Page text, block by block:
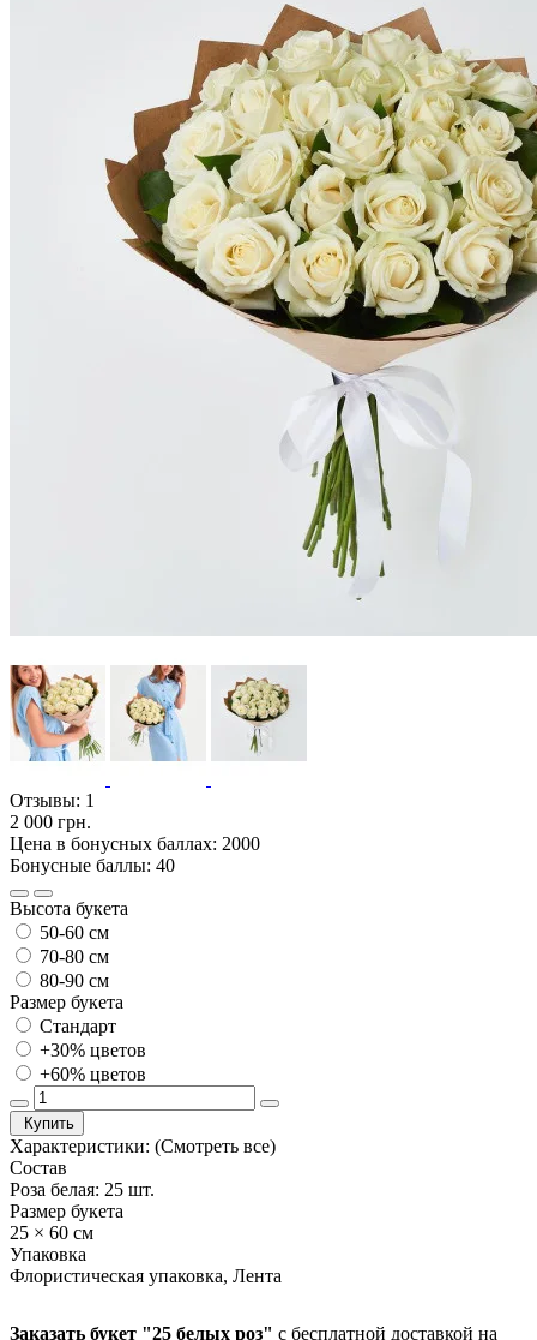
Отзывы: 1
2 000 грн.
Цена в бонусных баллах: 2000
Бонусные баллы: 40
Высота букета
50-60 см
70-80 см
80-90 см
Размер букета
Стандарт
+30% цветов
+60% цветов
Купить
Характеристики: (Смотреть все)
Состав
Роза белая: 25 шт.
Размер букета
25 × 60 см
Упаковка
Флористическая упаковка, Лента
Заказать букет "25 белых роз" с бесплатной доставкой на